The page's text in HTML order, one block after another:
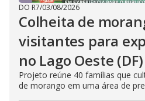
DO R7/03/08/2026
Colheita de
visitantes para
no Lago Oeste (DF)
Projeto reúne 40 famílias que
de morango em uma área de